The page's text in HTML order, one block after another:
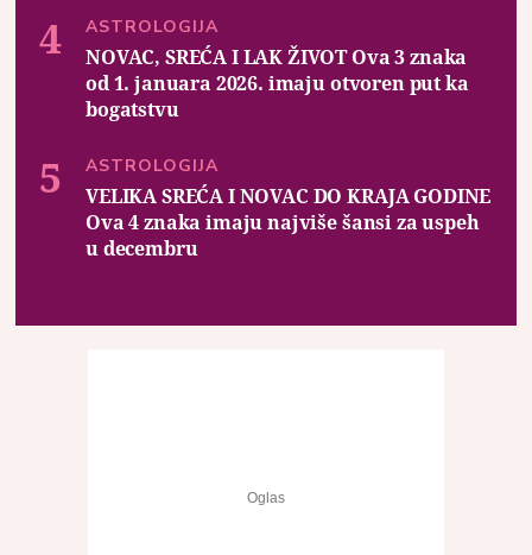
ASTROLOGIJA
NOVAC, SREĆA I LAK ŽIVOT Ova 3 znaka
od 1. januara 2026. imaju otvoren put ka
bogatstvu
ASTROLOGIJA
VELIKA SREĆA I NOVAC DO KRAJA GODINE
Ova 4 znaka imaju najviše šansi za uspeh
u decembru